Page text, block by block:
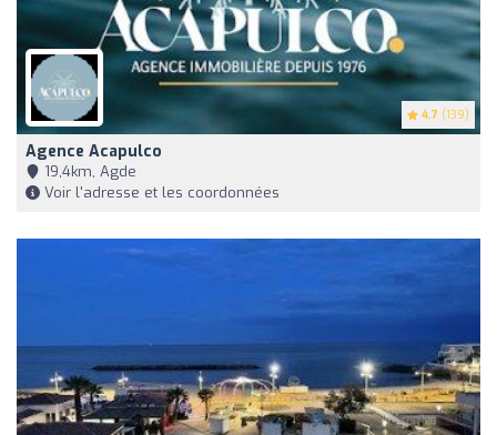
4.7 (139)
Agence Acapulco
19,4km, Agde
Voir l'adresse et les coordonnées